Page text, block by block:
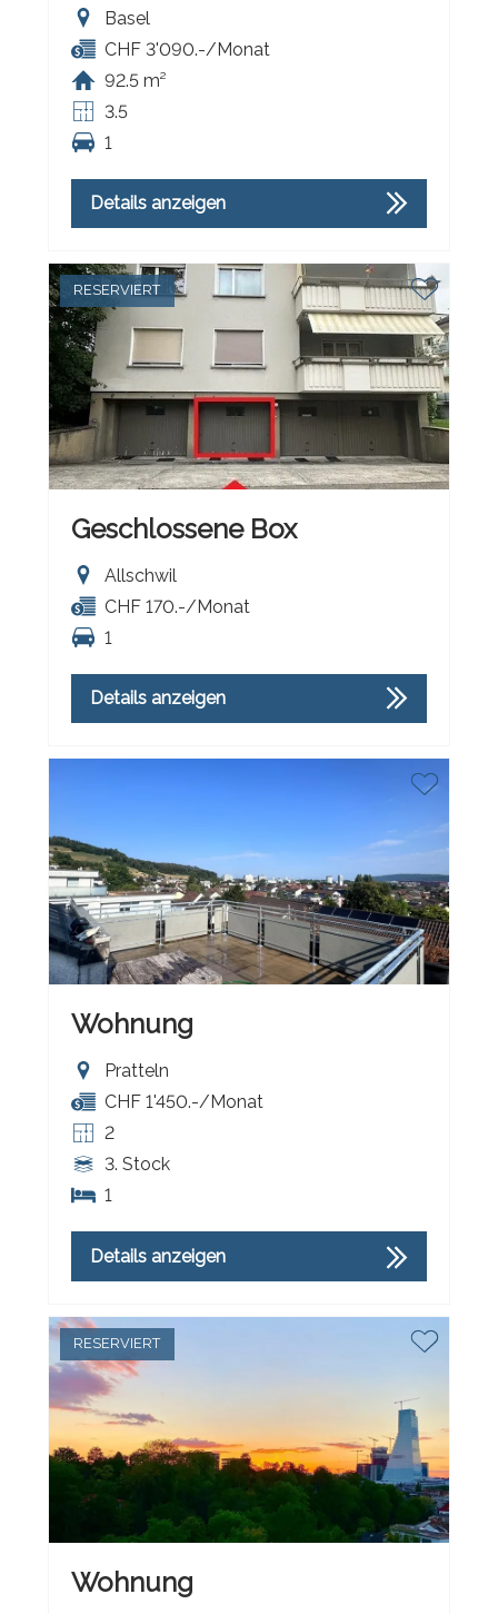
Basel
CHF 3'090.-/Monat
92.5 m²
3.5
1
Details anzeigen
RESERVIERT
Geschlossene Box
Allschwil
CHF 170.-/Monat
1
Details anzeigen
Wohnung
Pratteln
CHF 1'450.-/Monat
2
3. Stock
1
Details anzeigen
RESERVIERT
Wohnung